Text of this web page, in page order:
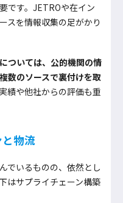
です。JETROや在イン
スを情報収集の足がかり
ついては、公的機関の情
数のソースで裏付けを取
績や他社からの評価も重
物流
でいるものの、依然とし
はサプライチェーン構築